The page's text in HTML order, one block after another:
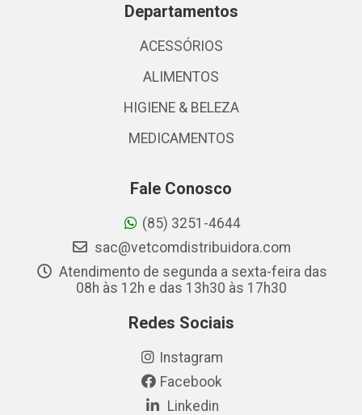
Departamentos
ACESSÓRIOS
ALIMENTOS
HIGIENE & BELEZA
MEDICAMENTOS
Fale Conosco
(85) 3251-4644
sac@vetcomdistribuidora.com
Atendimento de segunda a sexta-feira das
08h às 12h e das 13h30 às 17h30
Redes Sociais
Instagram
Facebook
Linkedin